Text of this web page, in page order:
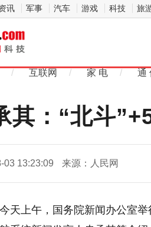
讯 军事 汽车 游戏 科技 旅
科
/ 互联网 / 家 电 / 通
其：“北斗
03 13:23:09 来源：人民网
今天上午，国务院新闻办公室